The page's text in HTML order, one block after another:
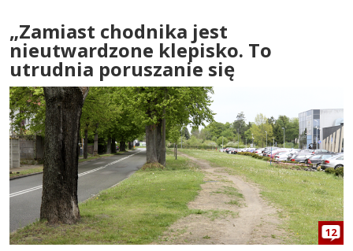
„Zamiast chodnika jest
nieutwardzone klepisko. To
utrudnia poruszanie się
12